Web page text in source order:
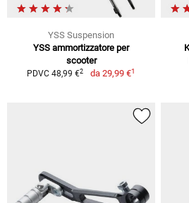
YSS Suspension
YSS ammortizzatore per
scooter
PDVC 48,99 €2 da 29,99 €1